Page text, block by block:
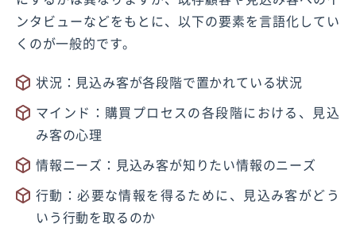
ンタビューなどをもとに、以下の要素を言語化してい
くのが一般的です。
状況：見込み客が各段階で置かれている状況
マインド：購買プロセスの各段階における、見込
み客の心理
情報ニーズ：見込み客が知りたい情報のニーズ
行動：必要な情報を得るために、見込み客がどう
いう行動を取るのか